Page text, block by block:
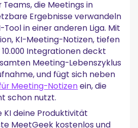
Teams, die Meetings in
Ergebnisse verwandeln
in einer anderen Liga. Mit
KI-Meeting-Notizen, tiefen
Integrationen deckt
Meeting-Lebenszyklus
und fügt sich neben
Meeting-Notizenein, die
schon nutzt.
KI deine Produktivität
MeetGeek kostenlos und